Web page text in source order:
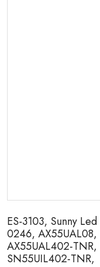
ES-3103, Sunny
0246,
AX55UAL402-
SN55UIL402-TNR,